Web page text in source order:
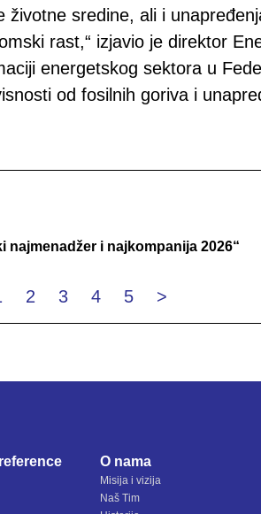
sredine, ali i
rast,“ izjavio je direktor
energetskog sektora u
od fosilnih goriva i
i najkompanija 2026“
2 3 4 5 >
O nama
Misija i vizija
Naš Tim